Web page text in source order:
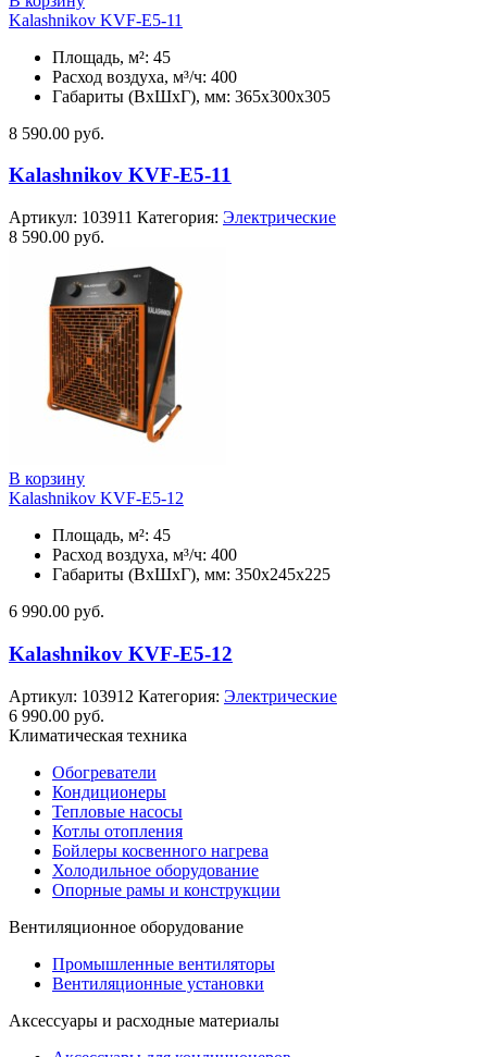
Kalashnikov KVF-E5-11
Площадь, м²: 45
Расход воздуха, м³/ч: 400
Габариты (ВхШхГ), мм: 365x300x305
8 590.00 руб.
Kalashnikov KVF-E5-11
Артикул: 103911 Категория: Электрические
8 590.00 руб.
В корзину
Kalashnikov KVF-E5-12
Площадь, м²: 45
Расход воздуха, м³/ч: 400
Габариты (ВхШхГ), мм: 350x245x225
6 990.00 руб.
Kalashnikov KVF-E5-12
Артикул: 103912 Категория: Электрические
6 990.00 руб.
Климатическая техника
Обогреватели
Кондиционеры
Тепловые насосы
Котлы отопления
Бойлеры косвенного нагрева
Холодильное оборудование
Опорные рамы и конструкции
Вентиляционное оборудование
Промышленные вентиляторы
Вентиляционные установки
Аксессуары и расходные материалы